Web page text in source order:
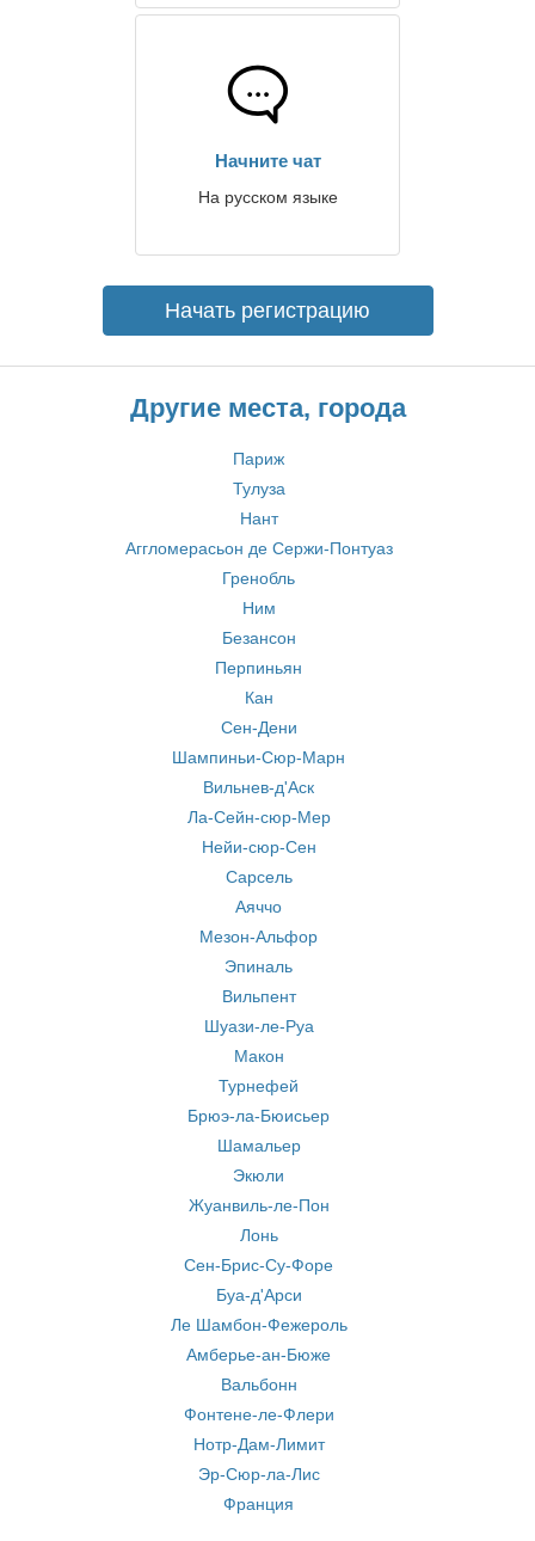
Начните чат
На русском языке
Начать регистрацию
Другие места, города
Париж
Тулуза
Нант
Аггломерасьон де Сержи-Понтуаз
Гренобль
Ним
Безансон
Перпиньян
Кан
Сен-Дени
Шампиньи-Сюр-Марн
Вильнев-д'Аск
Ла-Сейн-сюр-Мер
Нейи-сюр-Сен
Сарсель
Аяччо
Мезон-Альфор
Эпиналь
Вильпент
Шуази-ле-Руа
Макон
Турнефей
Брюэ-ла-Бюисьер
Шамальер
Экюли
Жуанвиль-ле-Пон
Лонь
Сен-Брис-Су-Форе
Буа-д'Арси
Ле Шамбон-Фежероль
Амберье-ан-Бюже
Вальбонн
Фонтене-ле-Флери
Нотр-Дам-Лимит
Эр-Сюр-ла-Лис
Франция